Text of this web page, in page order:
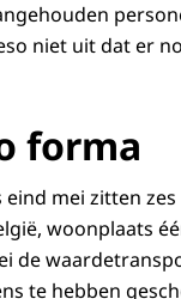
niet uit dat er
forma
eind mei zitten
woonplaats
de
te hebben